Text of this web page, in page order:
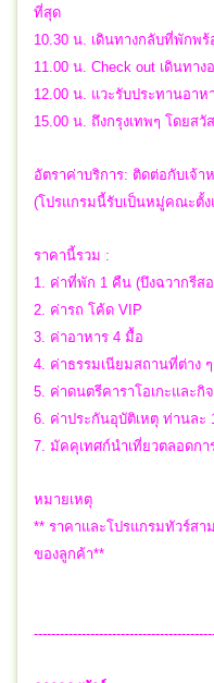
ที่สุด
10.30 น. เดินทางกลับที่พักพร้
11.00 น. Check out เดินทาง
12.00 น. แวะรับประทานอาห
15.00 น. ถึงกรุงเทพๆ โดยสวั
อัตราค่าบริการ: ติดต่อกับเจ้า
(โปรแกรมนี้รับเป็นหมู่คณะตั้
ราคานี้รวม :
1. ค่าที่พัก 1 คืน (บึงฉวากรีส
2. ค่ารถ โค้ด VIP
3. ค่าอาหาร 4 มื้อ
4. ค่าธรรมเนียมสถานที่ต่าง ๆ
5. ค่าดนตรีคาราโอเกะและกิ
6. ค่าประกันอุบัติเหตุ ท่านละ
7. มัคคุเทศก์นำเที่ยวตลอดกา
หมายเหตุ
** ราคาและโปรแกรมทัวร์สา
ของลูกค้า**